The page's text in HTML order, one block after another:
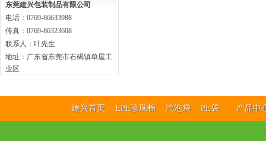
东莞建兴包装制品有限公司
电话：0769-86633988
传真：0769-86323608
联系人：叶先生
地址：广东省东莞市石碣镇单屋工
业区
建兴首页 EPE珍珠棉 汽泡袋 PE袋 产品